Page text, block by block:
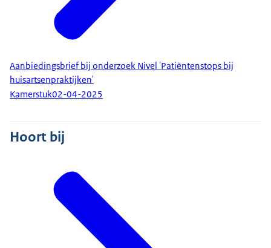
Aanbiedingsbrief bij onderzoek Nivel 'Patiëntenstops bij
huisartsenpraktijken'
Kamerstuk02-04-2025
Hoort bij